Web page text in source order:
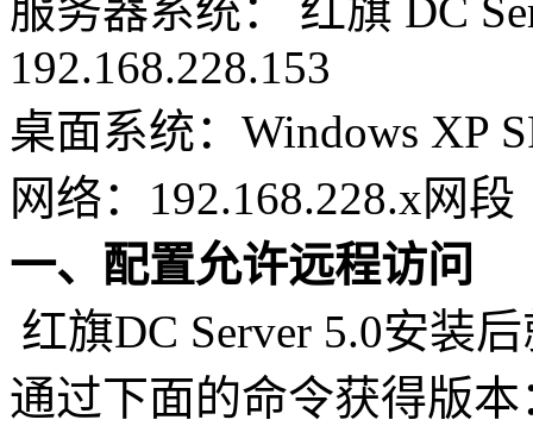
服务器系统： 红旗 DC
192.168.228.153
桌面系统：Windows XP
网络：192.168.228.x网段
一、配置允许远程访问
红旗DC Server 5.0安装
通过下面的命令获得版本